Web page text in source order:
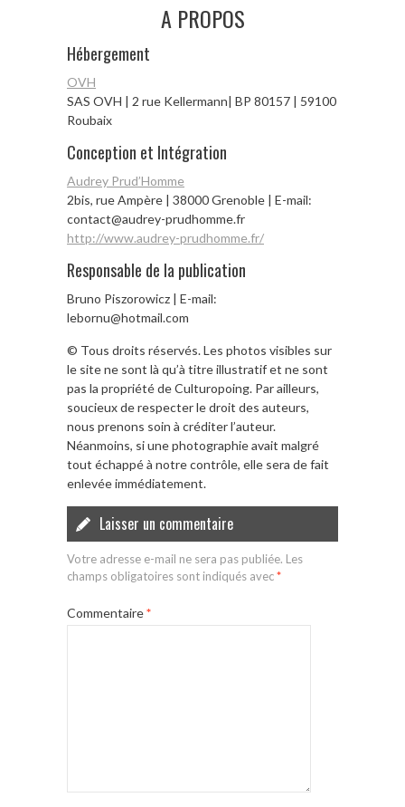
A PROPOS
Hébergement
OVH
SAS OVH | 2 rue Kellermann| BP 80157 | 59100
Roubaix
Conception et Intégration
Audrey Prud’Homme
2bis, rue Ampère | 38000 Grenoble | E-mail:
contact@audrey-prudhomme.fr
http://www.audrey-prudhomme.fr/
Responsable de la publication
Bruno Piszorowicz | E-mail:
lebornu@hotmail.com
© Tous droits réservés. Les photos visibles sur
le site ne sont là qu’à titre illustratif et ne sont
pas la propriété de Culturopoing. Par ailleurs,
soucieux de respecter le droit des auteurs,
nous prenons soin à créditer l’auteur.
Néanmoins, si une photographie avait malgré
tout échappé à notre contrôle, elle sera de fait
enlevée immédiatement.
Laisser un commentaire
Votre adresse e-mail ne sera pas publiée. Les
champs obligatoires sont indiqués avec*
Commentaire*